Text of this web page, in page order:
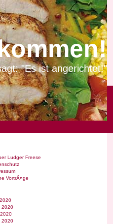
"Es ist angerichtet!"
Ludger Freese
VortrÃ¤ge
2020
2020